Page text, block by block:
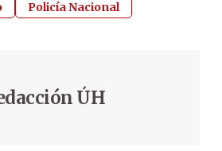
Policía Nacional
ÚH